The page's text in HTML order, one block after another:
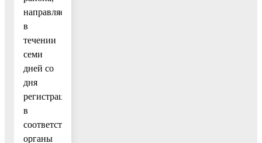
направляется
в
течении
семи
дней со
дня
регистрации
в
соответствующие
органы